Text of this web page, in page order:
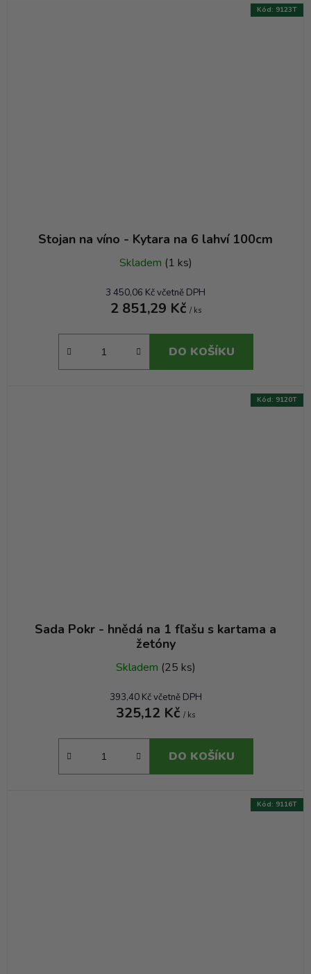
Stojan na víno - Kytara na 6 lahví 100cm
Skladem (1 ks)
3 450,06 Kč včetně DPH
2 851,29 Kč / ks
DO KOŠÍKU
Kód: 9123T
Sada Pokr - hnědá na 1 fľašu s kartama a
žetóny
Skladem (25 ks)
393,40 Kč včetně DPH
325,12 Kč / ks
DO KOŠÍKU
Kód: 9120T
Kód: 9116T